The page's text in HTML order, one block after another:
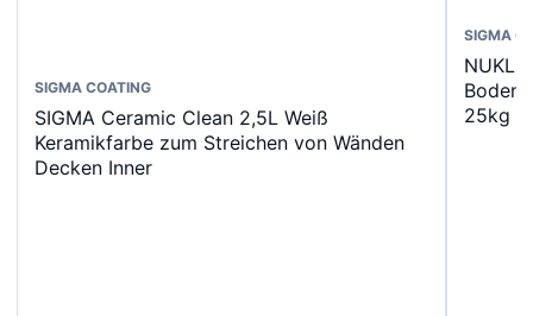
SIGMA COATING
SIGMA Ceramic Clean 2,5L Weiß
Keramikfarbe zum Streichen von Wänden
Decken Inner
SIGMA
25kg